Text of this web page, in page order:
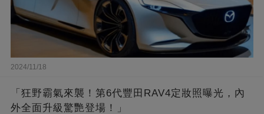
2024/11/18
「狂野霸氣來襲！第6代豐田RAV4定妝照曝光，內
外全面升級驚艷登場！」